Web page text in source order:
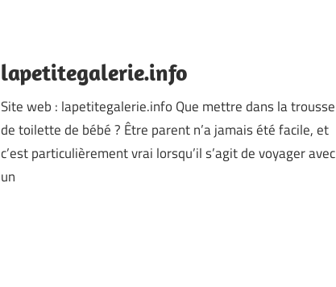
lapetitegalerie.info
Site web : lapetitegalerie.info Que mettre dans la trousse
de toilette de bébé ? Être parent n’a jamais été facile, et
c’est particulièrement vrai lorsqu’il s’agit de voyager avec
un